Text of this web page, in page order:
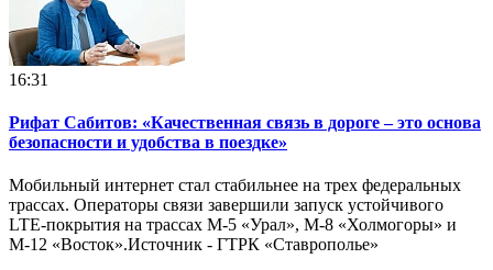
16:31
Рифат Сабитов: «Качественная связь в дороге – это основа
безопасности и удобства в поездке»
Мобильный интернет стал стабильнее на трех федеральных
трассах. Операторы связи завершили запуск устойчивого
LTE-покрытия на трассах М-5 «Урал», М-8 «Холмогоры» и
М-12 «Восток».Источник - ГТРК «Ставрополье»